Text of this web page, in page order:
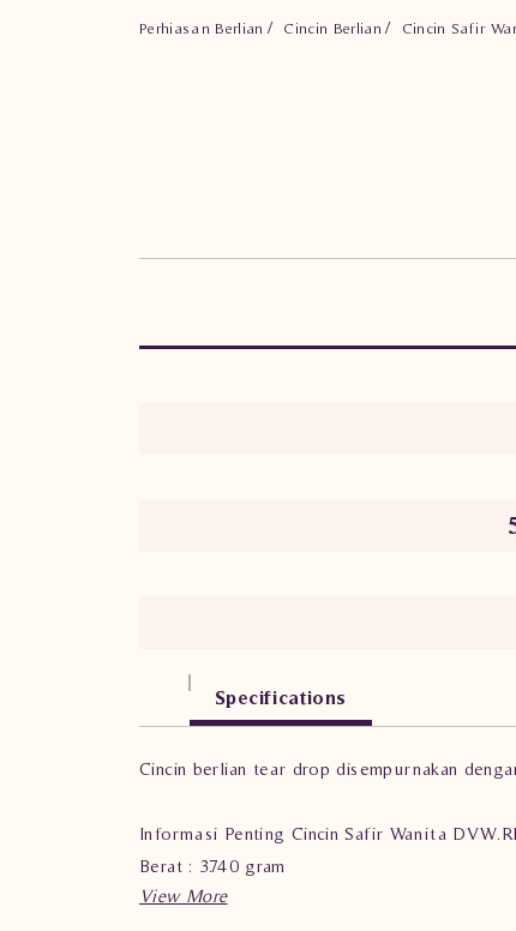
Perhiasan Berlian Cincin Berlian Cincin Safir
Specifications
Cincin berlian tear drop disempurnakan
Informasi Penting Cincin Safir Wanita
Berat : 3.740 gram
Jumlah Berlian : 53 buah dan 1 buah Batu